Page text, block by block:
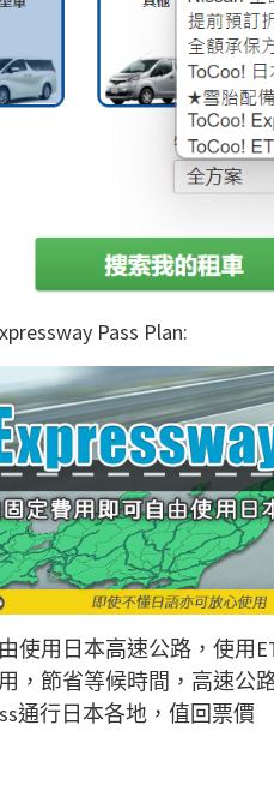
Pass Plan:
使用日本高速公路，使用
，節省等候時間，高速公
通行日本各地，值回票價